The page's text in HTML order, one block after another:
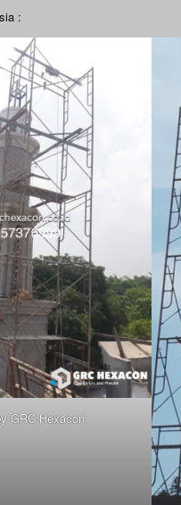
:
GRC Hexacon